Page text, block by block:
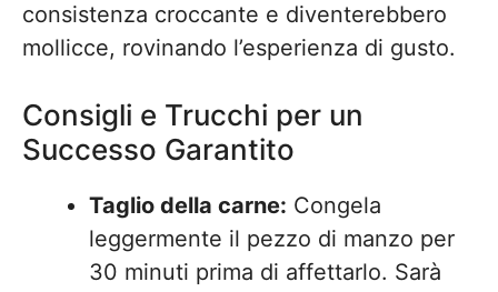
consistenza croccante e diventerebbero
mollicce, rovinando l’esperienza di gusto.
Consigli e Trucchi per un
Successo Garantito
Taglio della carne: Congela
leggermente il pezzo di manzo per
30 minuti prima di affettarlo. Sarà